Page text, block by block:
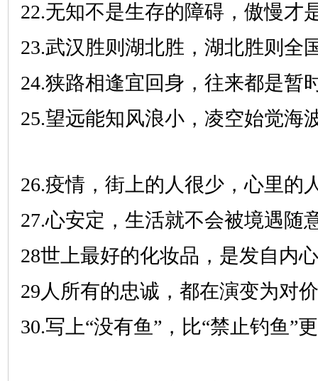
22.无知不是生存的障碍，傲慢才
23.武汉胜则湖北胜，湖北胜则全
24.狭路相逢宜回身，往来都是暂
25.望远能知风浪小，凌空始觉海
26.疫情，街上的人很少，心里的
27.心安定，生活就不会被境遇随
28世上最好的化妆品，是发自内
29人所有的忠诚，都在演变为对
30.写上“没有鱼”，比“禁止钓鱼”